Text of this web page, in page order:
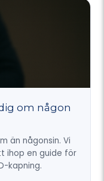
om någon
än någonsin. Vi
ihop en guide för
kapning.